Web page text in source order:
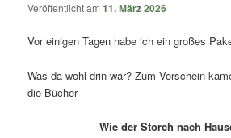
Veröffentlicht am11. März 2026
Vor einigen Tagen habe ich ein großes
Was da wohl drin war? Zum Vorschein
die Bücher
Wie der Storch nach